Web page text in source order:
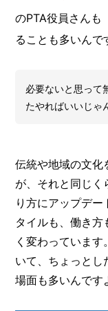
のPTA役員さんも
ることも多いんで
必要ないと思って
たやればいいじゃ
伝統や地域の文化
が、それと同じく
り方にアップデ
タイルも、働き方
く変わっていま
いて、ちょっとし
場面も多いんです